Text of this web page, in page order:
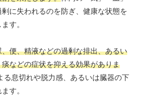
剰に失われるのを防ぎ、健康な状態を
す。
便、精液などの過剰な排出、あるい
などの症状を抑える効果がありま
る息切れや脱力感、あるいは臓器の下
す。